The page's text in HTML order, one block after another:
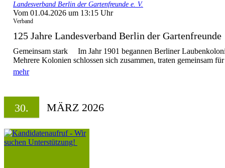
Landesverband Berlin der Gartenfreunde e. V.
Vom 01.04.2026 um 13:15 Uhr
Verband
125 Jahre Landesverband Berlin der
Gemeinsam stark Im Jahr 1901 begannen Berliner
Mehrere Kolonien schlossen sich zusammen, traten gemeinsam
mehr
30. MÄRZ 2026